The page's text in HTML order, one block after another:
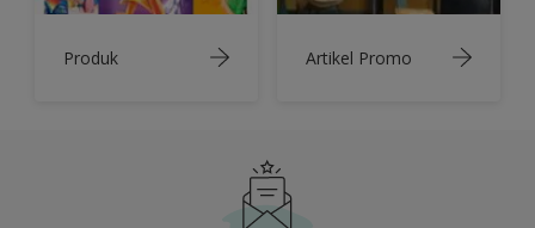
Produk Artikel Promo